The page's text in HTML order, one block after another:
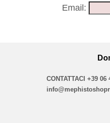
Email:
CONTATTACI+39 06